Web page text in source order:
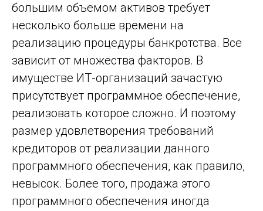
большим объемом активов требует
несколько больше времени на
реализацию процедуры банкротства. Все
зависит от множества факторов. В
имуществе ИТ-организаций зачастую
присутствует программное обеспечение,
реализовать которое сложно. И поэтому
размер удовлетворения требований
кредиторов от реализации данного
программного обеспечения, как правило,
невысок. Более того, продажа этого
программного обеспечения иногда